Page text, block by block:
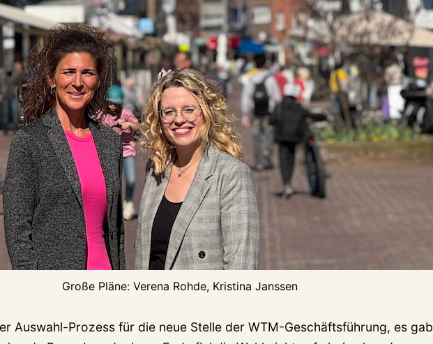
Große Pläne: Verena Rohde, Kristina Janssen
Auswahl-Prozess für die neue Stelle der WTM-Geschäftsführung, es gab